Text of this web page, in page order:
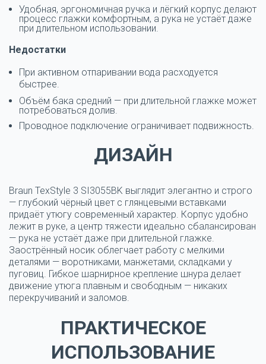
Удобная, эргономичная ручка и лёгкий корпус делают
процесс глажки комфортным, а рука не устаёт даже
при длительном использовании.
Недостатки
При активном отпаривании вода расходуется
быстрее.
Объём бака средний — при длительной глажке может
потребоваться долив.
Проводное подключение ограничивает подвижность.
ДИЗАЙН
Braun TexStyle 3 SI3055BK выглядит элегантно и строго
— глубокий чёрный цвет с глянцевыми вставками
придаёт утюгу современный характер. Корпус удобно
лежит в руке, а центр тяжести идеально сбалансирован
— рука не устаёт даже при длительной глажке.
Заострённый носик облегчает работу с мелкими
деталями — воротниками, манжетами, складками у
пуговиц. Гибкое шарнирное крепление шнура делает
движение утюга плавным и свободным — никаких
перекручиваний и заломов.
ПРАКТИЧЕСКОЕ
ИСПОЛЬЗОВАНИЕ